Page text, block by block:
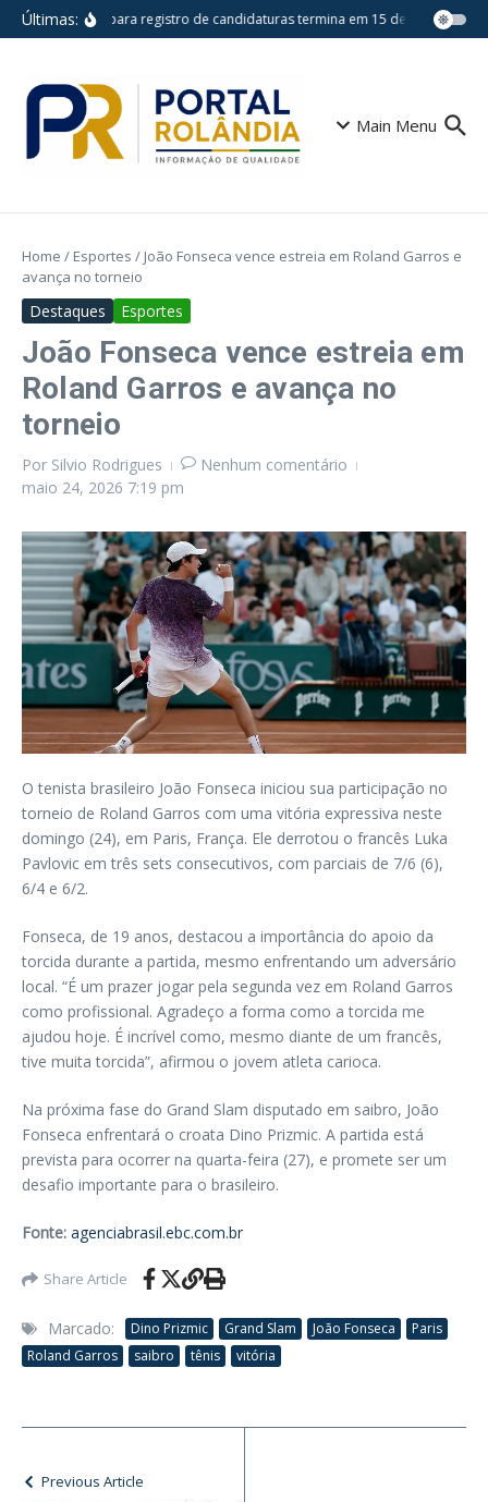
Ir para o conteúdo
Últimas:Prazo para registro de candidaturas termina em 15 de agosto
Main Menu
Home / Esportes / João Fonseca vence estreia em Roland Garros e
avança no torneio
Destaques Esportes
João Fonseca vence estreia em
Roland Garros e avança no
torneio
Por Silvio Rodrigues
Nenhum comentário
maio 24, 2026 7:19 pm
O tenista brasileiro João Fonseca iniciou sua participação no
torneio de Roland Garros com uma vitória expressiva neste
domingo (24), em Paris, França. Ele derrotou o francês Luka
Pavlovic em três sets consecutivos, com parciais de 7/6 (6),
6/4 e 6/2.
Fonseca, de 19 anos, destacou a importância do apoio da
torcida durante a partida, mesmo enfrentando um adversário
local. “É um prazer jogar pela segunda vez em Roland Garros
como profissional. Agradeço a forma como a torcida me
ajudou hoje. É incrível como, mesmo diante de um francês,
tive muita torcida”, afirmou o jovem atleta carioca.
Na próxima fase do Grand Slam disputado em saibro, João
Fonseca enfrentará o croata Dino Prizmic. A partida está
prevista para ocorrer na quarta-feira (27), e promete ser um
desafio importante para o brasileiro.
Fonte: agenciabrasil.ebc.com.br
Share Article
Marcado: Dino Prizmic Grand Slam João Fonseca
Paris
Roland Garros
saibro tênis vitória
Previous Article